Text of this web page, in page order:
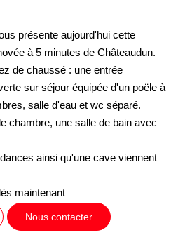
présente aujourd'hui cette
à 5 minutes de Châteaudun.
de chaussé : une entrée
sur séjour équipée d'un poële à
salle d'eau et wc séparé.
chambre, une salle de bain avec
ainsi qu'une cave viennent
maintenant
Nous contacter